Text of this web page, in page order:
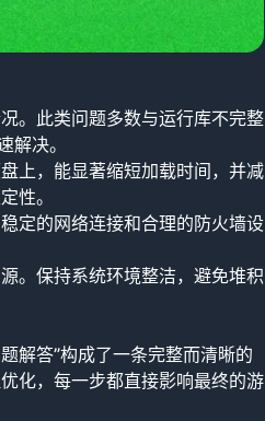
。此类问题多数与运行库不完整
解决。
上，能显著缩短加载时间，并减
性。
定的网络连接和合理的防火墙设
。保持系统环境整洁，避免堆积
解答”构成了一条完整而清晰的
化，每一步都直接影响最终的游